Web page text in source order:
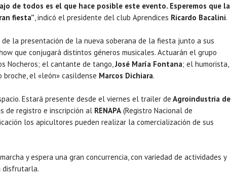
de todos es el que hace posible este evento. Esperemos que la
fiesta”, indicó el presidente del club Aprendices Ricardo Bacalini.
de la presentación de la nueva soberana de la fiesta junto a sus
que conjugará distintos géneros musicales. Actuarán el grupo
Nocheros; el cantante de tango,José María Fontana; el humorista,
broche, el «león» casildense Marcos Dichiara.
Estará presente desde el viernes el trailer de Agroindustria de
de registro e inscripción al RENAPA (Registro Nacional de
los apicultores pueden realizar la comercialización de sus
y espera una gran concurrencia, con variedad de actividades y
disfrutarla.